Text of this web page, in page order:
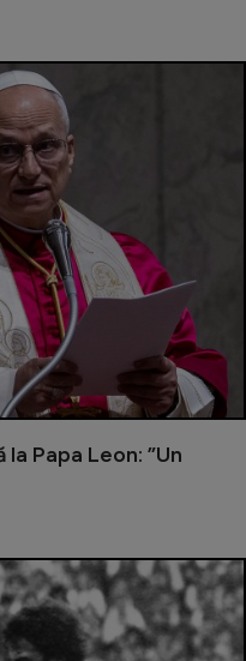
Papa Leon: ”Un